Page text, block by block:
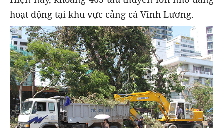
hoạt động tại khu vực cảng cá Vĩnh Lương.